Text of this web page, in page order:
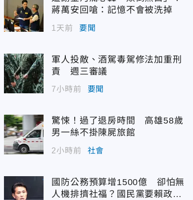
蔣萬安回嗆：記憶不會被洗掉
1天前 要聞
軍人投敵、酒駕毒駕修法加重刑
責 週三審議
7小時前 要聞
驚悚！過了退房時間 高雄58歲
男一絲不掛陳屍旅館
2小時前 社會
國防公務預算增1500億 卻怕無
人機排擠社福？國民黨要賴政府